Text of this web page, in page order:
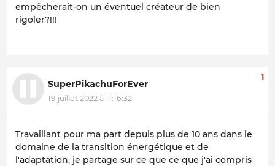
empêcherait-on un éventuel créateur de bien
rigoler?!!!
SuperPikachuForEver
19 juillet 2022 à 11:16:32
1
Travaillant pour ma part depuis plus de 10 ans dans le
domaine de la transition énergétique et de
l'adaptation, je partage sur ce que ce que j'ai compris